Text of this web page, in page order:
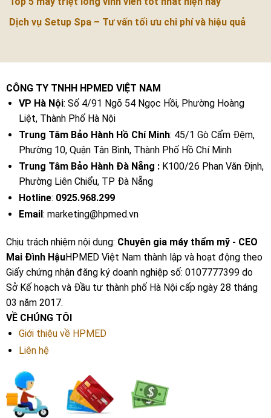
Dịch vụ Setup Spa – Tư vấn tối ưu chi phí và hiệu quả
CÔNG TY TNHH HPMED VIỆT NAM
VP Hà Nội: Số 4/91 Ngõ 54 Ngọc Hồi, Phường Hoàng
Liệt, Thành Phố Hà Nội
Trung Tâm Bảo Hành Hồ Chí Minh: 45/1 Gò Cẩm Đệm,
Phường 10, Quận Tân Bình, Thành Phố Hồ Chí Minh
Trung Tâm Bảo Hành Đà Nẵng :K100/26 Phan Văn Định,
Phường Liên Chiểu, TP Đà Nẵng
Hotline: 0925.968.299
Email : marketing@hpmed.vn
Chịu trách nhiệm nội dung: Chuyên gia máy thẩm mỹ - CEO
Mai Đình HậuHPMED Việt Nam thành lập và hoạt động theo
Giấy chứng nhận đăng ký doanh nghiệp số: 0107777399 do
Sở Kế hoạch và Đầu tư thành phố Hà Nội cấp ngày 28 tháng
03 năm 2017.
VỀ CHÚNG TÔI
Giới thiệu về HPMED
Liên hệ